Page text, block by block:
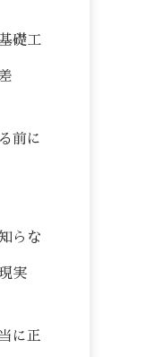
礎工
前に
らな
実
に正